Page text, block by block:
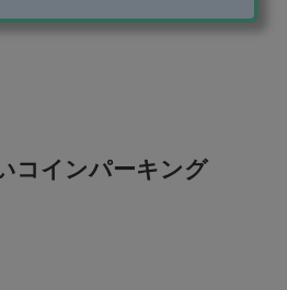
できるサービスがあります。 それは、・軒
コインパーキング